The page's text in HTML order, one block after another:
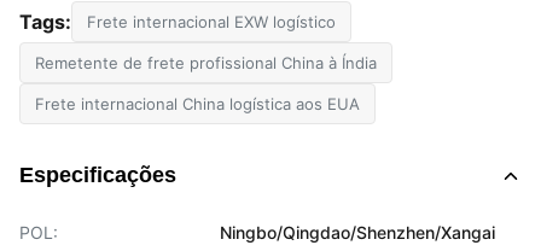
Tags: Frete internacional EXW logístico
Remetente de frete profissional China à Índia
Frete internacional China logística aos EUA
Especificações
POL: Ningbo/Qingdao/Shenzhen/Xangai